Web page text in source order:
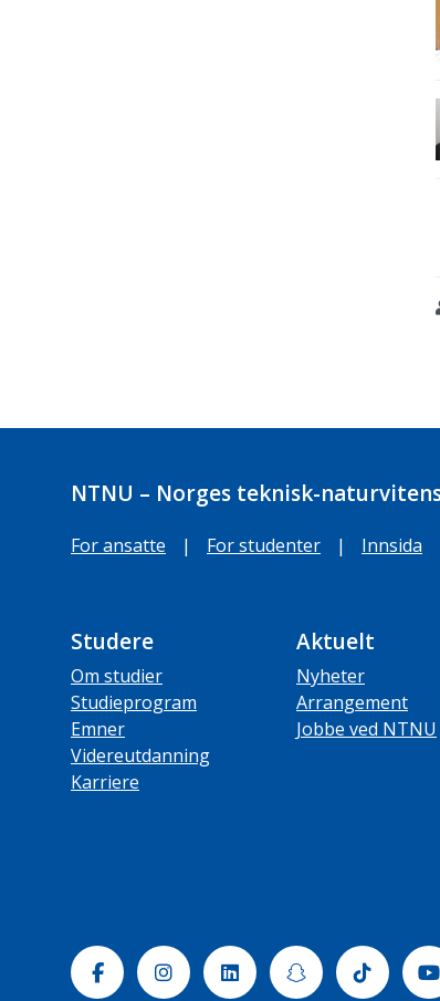
NTNU – Norges teknisk-
For ansatte | For studenter | Innsida
Studere
Om studier
Studieprogram
Emner
Videreutdanning
Karriere
Aktuelt
Nyheter
Arrangement
Jobbe ved NTNU
FacebookInstagramLinkedinSnapchatTiktok